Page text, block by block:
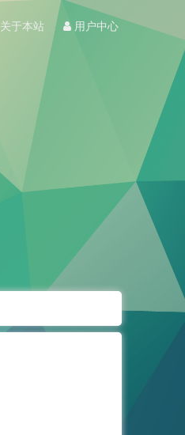
关于本站 用户中心